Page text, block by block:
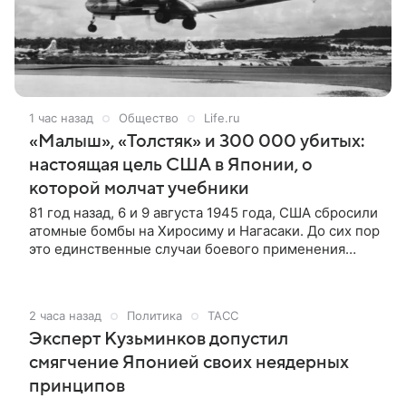
1 час назад Общество Life.ru
«Малыш», «Толстяк» и 300 000 убитых:
настоящая цель США в Японии, о
которой молчат учебники
81 год назад, 6 и 9 августа 1945 года, США сбросили
атомные бомбы на Хиросиму и Нагасаки. До сих пор
это единственные случаи боевого применения
2 часа назад Политика ТАСС
Эксперт Кузьминков допустил
смягчение Японией своих неядерных
принципов